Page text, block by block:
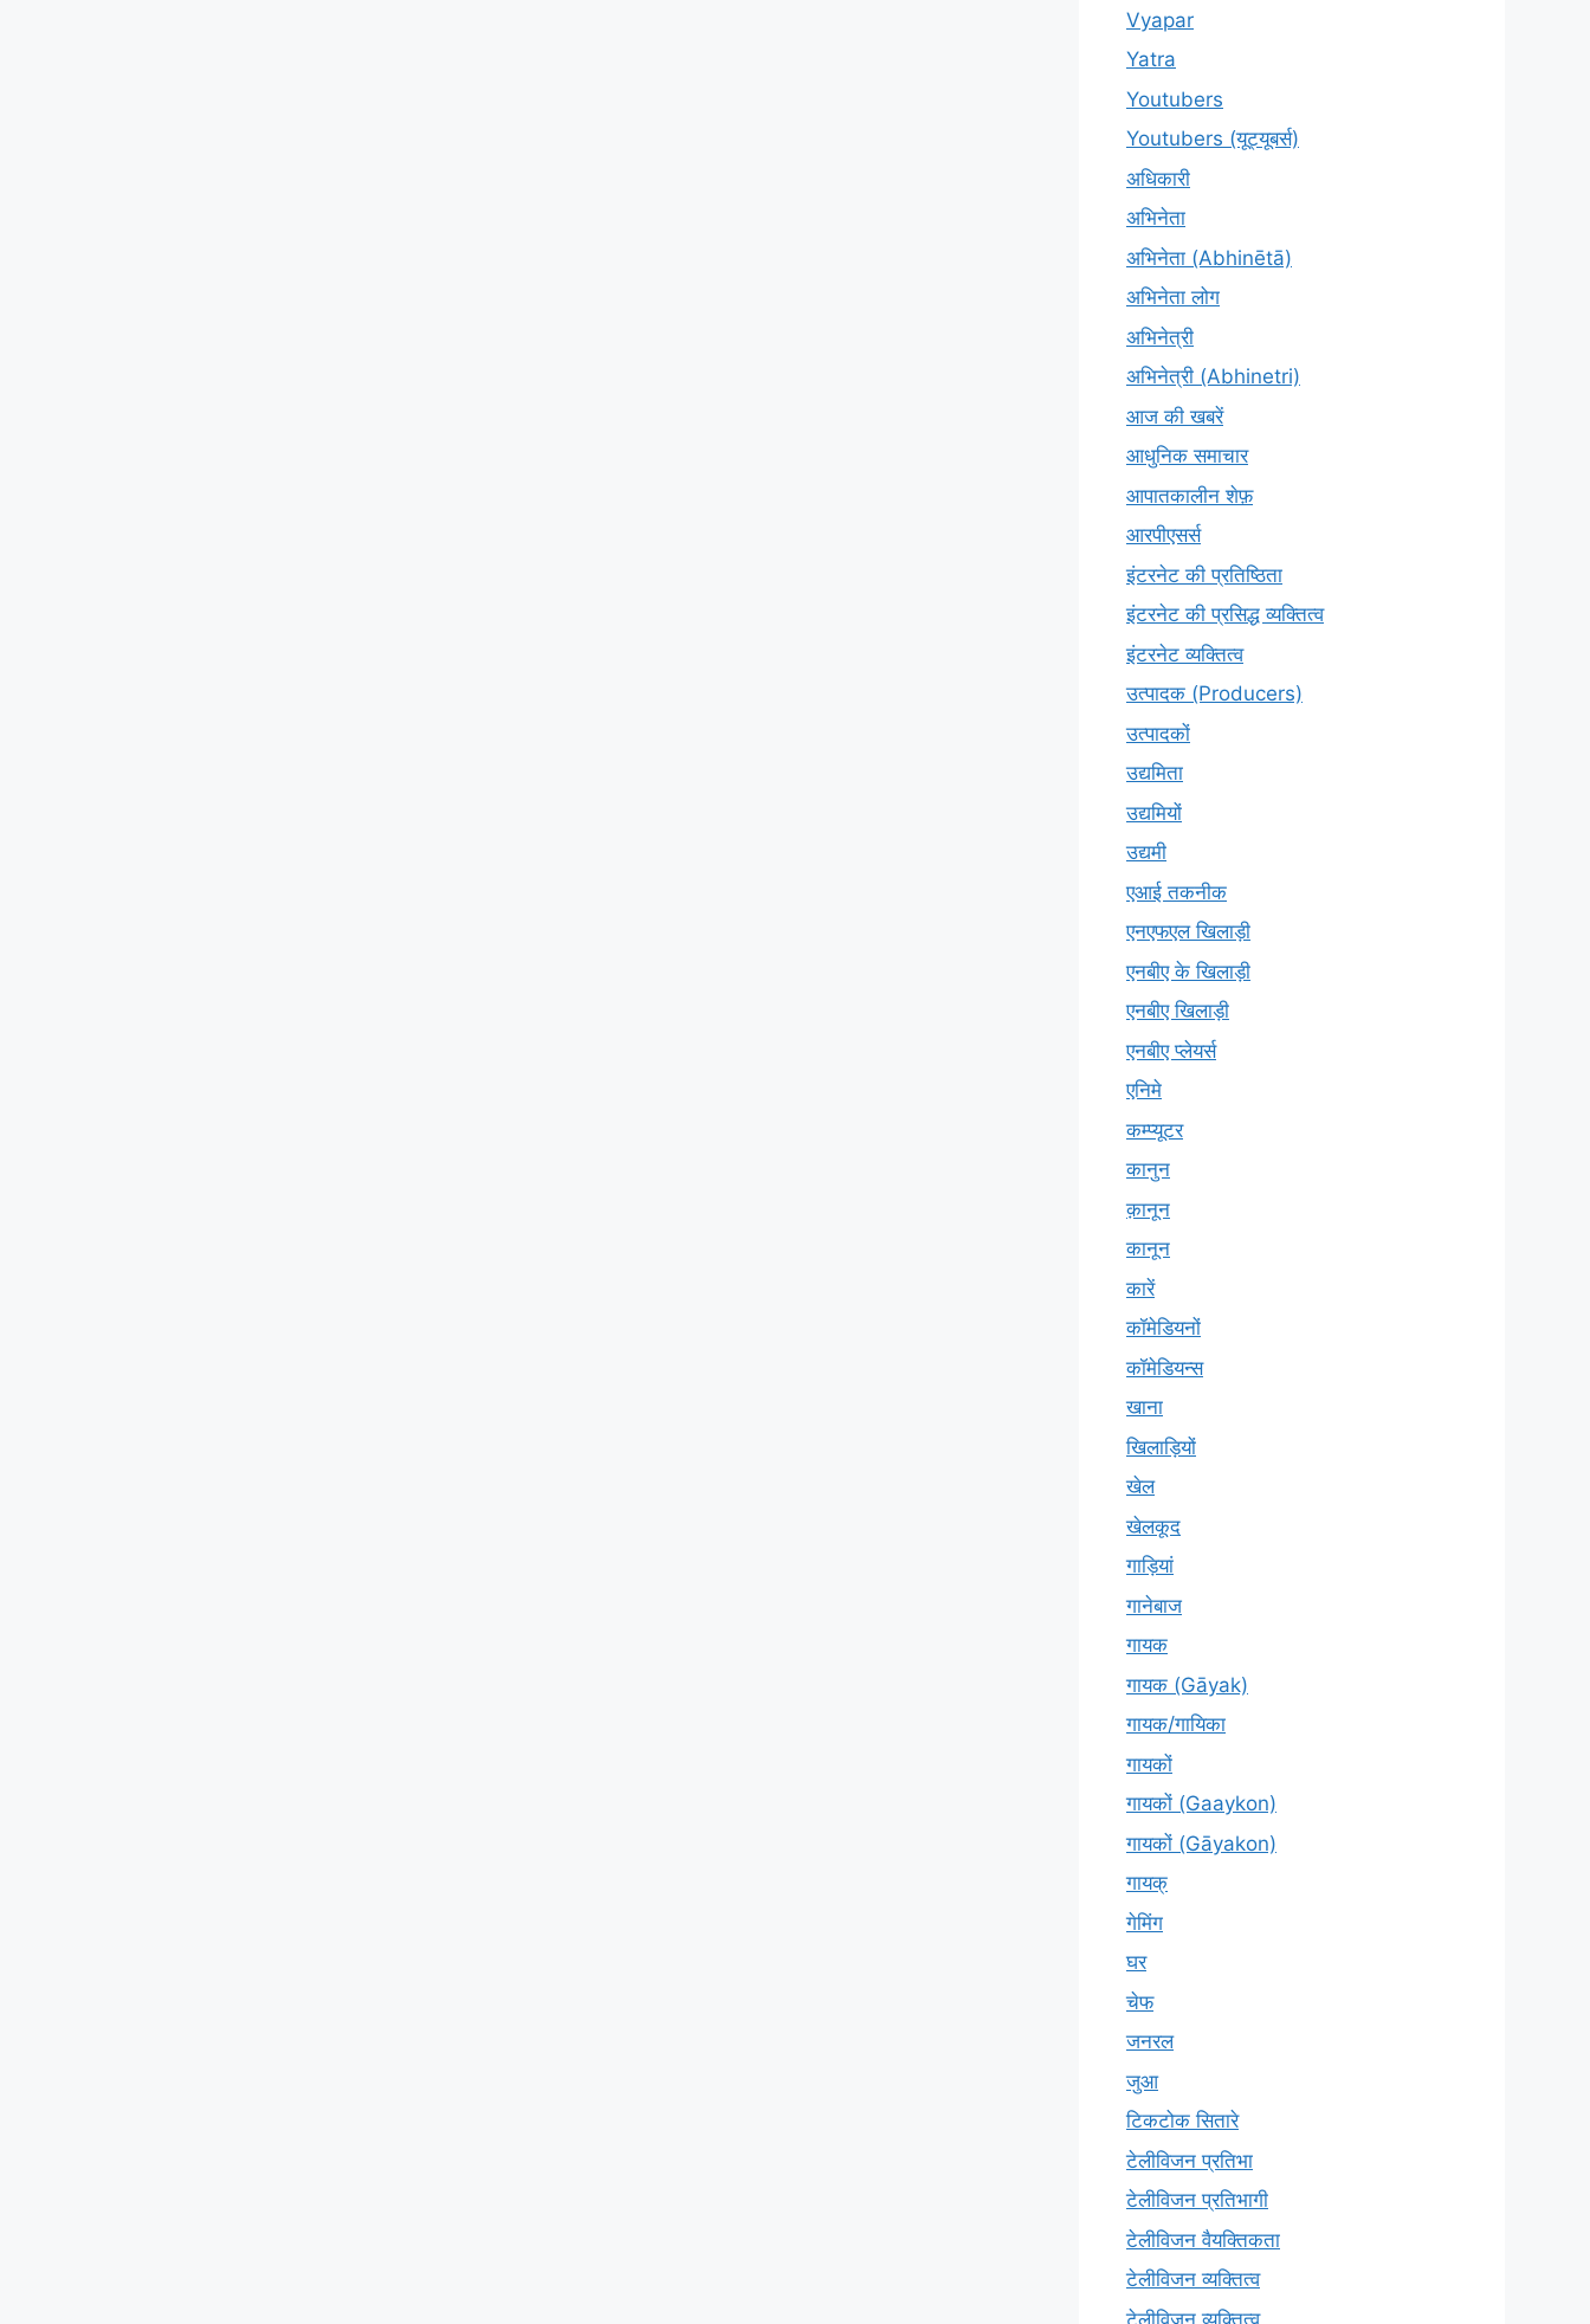
Vyapar
Yatra
Youtubers
Youtubers (यूट्यूबर्स)
अधिकारी
अभिनेता
अभिनेता (Abhinētā)
अभिनेता लोग
अभिनेत्री
अभिनेत्री (Abhinetri)
आज की खबरें
आधुनिक समाचार
आपातकालीन शेफ़
आरपीएसर्स
इंटरनेट की प्रतिष्ठिता
इंटरनेट की प्रसिद्ध व्यक्तित्व
इंटरनेट व्यक्तित्व
उत्पादक (Producers)
उत्पादकों
उद्यमिता
उद्यमियों
उद्यमी
एआई तकनीक
एनएफएल खिलाड़ी
एनबीए के खिलाड़ी
एनबीए खिलाड़ी
एनबीए प्लेयर्स
एनिमे
कम्प्यूटर
कानुन
क़ानून
कानून
कारें
कॉमेडियनों
कॉमेडियन्स
खाना
खिलाड़ियों
खेल
खेलकूद
गाड़ियां
गानेबाज
गायक
गायक (Gāyak)
गायक/गायिका
गायकों
गायकों (Gaaykon)
गायकों (Gāyakon)
गायक्
गेमिंग
घर
चेफ
जनरल
जुआ
टिकटोक सितारे
टेलीविजन प्रतिभा
टेलीविजन प्रतिभागी
टेलीविजन वैयक्तिकता
टेलीविजन व्यक्तित्व
टेलीविज़न व्यक्तित्व